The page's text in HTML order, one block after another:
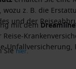
mit zwei
für die zweite
Kontingent.
wozu z. B. die
und der
mit dem
Reise-
Siehier.